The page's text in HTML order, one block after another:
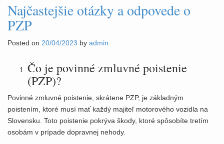
Najčastejšie otázky a odpovede o
PZP
Posted on 20/04/2023 by admin
Čo je povinné zmluvné poistenie
(PZP)?
Povinné zmluvné poistenie, skrátene PZP, je základným
poistením, ktoré musí mať každý majiteľ motorového vozidla na
Slovensku. Toto poistenie pokrýva škody, ktoré spôsobíte tretím
osobám v prípade dopravnej nehody.